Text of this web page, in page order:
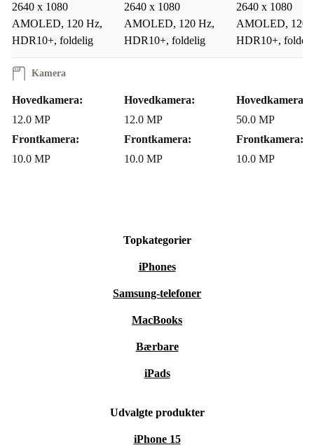
2640 x 1080
AMOLED, 120 Hz,
HDR10+, foldelig
2640 x 1080
AMOLED, 120 Hz,
HDR10+, foldelig
2640 x 1080
AMOLED, 120
HDR10+,
Kamera
Hovedkamera:
12.0 MP
Frontkamera:
10.0 MP
Hovedkamera:
12.0 MP
Frontkamera:
10.0 MP
Hovedkamera:
50.0 MP
Frontkamera:
10.0 MP
Topkategorier
iPhones
Samsung-telefoner
MacBooks
Bærbare
iPads
Udvalgte produkter
iPhone 15